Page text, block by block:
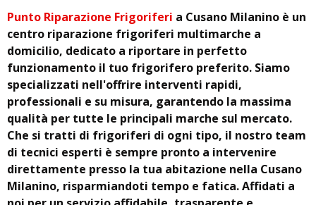
Punto Riparazione Frigoriferi a Cusano Milanino è un
centro riparazione frigoriferi multimarche a
domicilio, dedicato a riportare in perfetto
funzionamento il tuo frigorifero preferito. Siamo
specializzati nell'offrire interventi rapidi,
professionali e su misura, garantendo la massima
qualità per tutte le principali marche sul mercato.
Che si tratti di frigoriferi di ogni tipo, il nostro team
di tecnici esperti è sempre pronto a intervenire
direttamente presso la tua abitazione nella Cusano
Milanino, risparmiandoti tempo e fatica. Affidati a